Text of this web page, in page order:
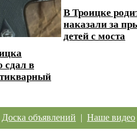
сдал в
В Троицке
наказали за
детей с моста
Доска объявлений | Наше видео